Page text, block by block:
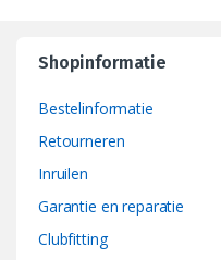
Shopinformatie
Bestelinformatie
Retourneren
Inruilen
Garantie en reparatie
Clubfitting